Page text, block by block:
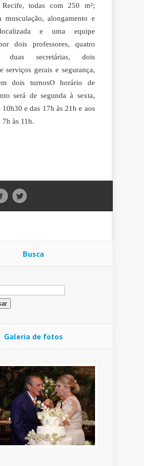
Recife, todas com 250 m²;
musculação, alongamento e
e uma equipe
dois professores, quatro
duas secretárias, dois
serviços gerais e segurança,
dois turnosO horário de
será de segunda à sexta,
10h30 e das 17h às 21h e aos
7h às 11h.
Busca
Galeria de fotos